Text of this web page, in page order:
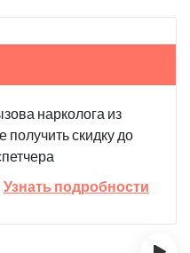
нарколога из
скидку до
Узнать подробности